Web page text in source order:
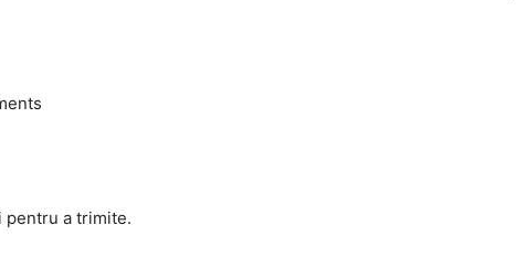
pentru a trimite.